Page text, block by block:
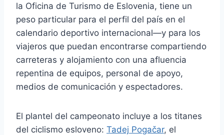
la Oficina de Turismo de Eslovenia, tiene un
peso particular para el perfil del país en el
calendario deportivo internacional—y para los
viajeros que puedan encontrarse compartiendo
carreteras y alojamiento con una afluencia
repentina de equipos, personal de apoyo,
medios de comunicación y espectadores.
El plantel del campeonato incluye a los titanes
del ciclismo esloveno: Tadej Pogačar, el